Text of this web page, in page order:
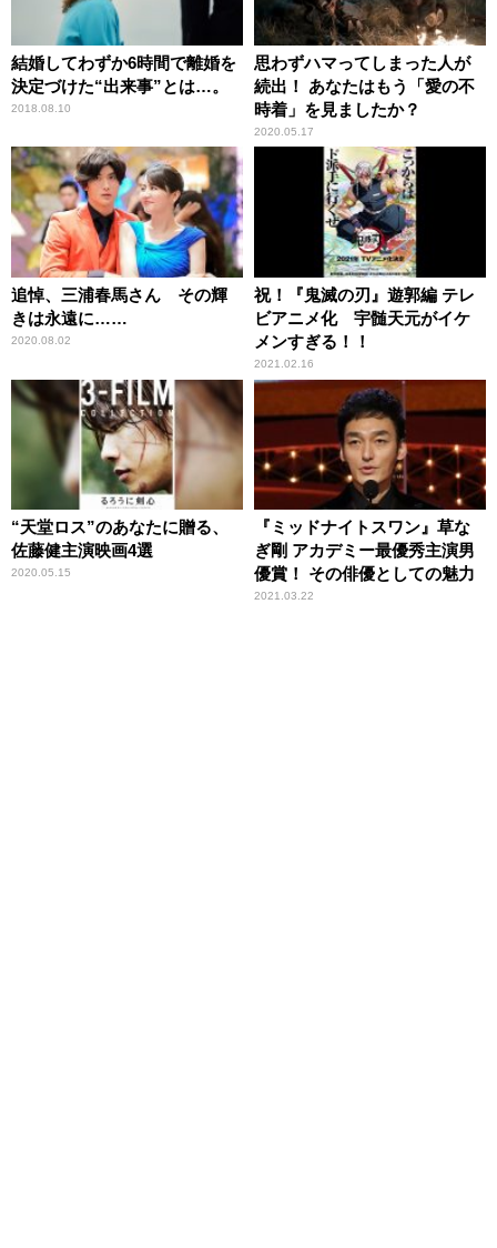
結婚してわずか6時間で離婚を
決定づけた“出来事”とは…。
2018.08.10
思わずハマってしまった人が
続出！ あなたはもう「愛の不
時着」を見ましたか？
2020.05.17
追悼、三浦春馬さん その輝
きは永遠に……
2020.08.02
祝！『鬼滅の刃』遊郭編 テレ
ビアニメ化 宇髄天元がイケ
メンすぎる！！
2021.02.16
“天堂ロス”のあなたに贈る、
佐藤健主演映画4選
2020.05.15
『ミッドナイトスワン』草な
ぎ剛 アカデミー最優秀主演男
優賞！ その俳優としての魅力
2021.03.22